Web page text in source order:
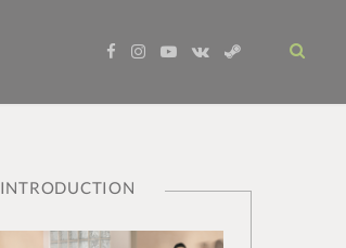
I
Y
V
S
INTRODUCTION